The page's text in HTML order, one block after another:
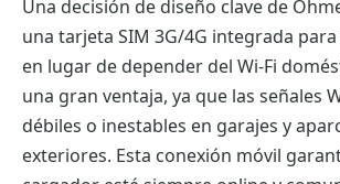
Una decisión de diseño clave de
una tarjeta SIM 3G/4G integrada
en lugar de depender del Wi-Fi
una gran ventaja, ya que las señales
débiles o inestables en garajes y
exteriores. Esta conexión móvil